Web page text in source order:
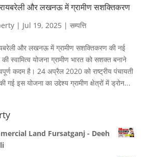
रायबरेली और लखनऊ में ग्रामीण सशक्तिकरण
| Jul 19, 2025| सम्पत्ति
और लखनऊ में ग्रामीण सशक्तिकरण की नई
स्वामित्व योजना ग्रामीण भारत को सशक्त बनाने
कदम है। 24 अप्रैल 2020 को राष्ट्रीय पंचायती
गई इस योजना का उद्देश्य ग्रामीण क्षेत्रों में ड्रोन...
Land Fursatganj - Deeh